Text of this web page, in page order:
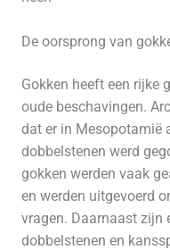
De oorsprong van
Gokken heeft een rijke
oude beschavingen.
dat er in Mesopotamië
dobbelstenen werd
gokken werden vaak
en werden uitgevoerd
vragen. Daarnaast zijn
dobbelstenen en